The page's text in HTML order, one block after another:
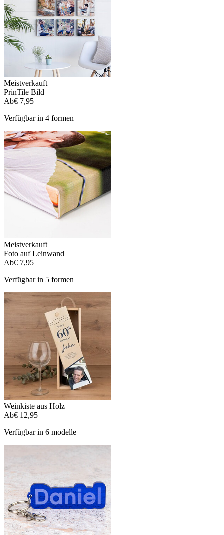
Meistverkauft
PrinTile Bild
Ab€ 7,95
Verfügbar in 4 formen
Meistverkauft
Foto auf Leinwand
Ab€ 7,95
Verfügbar in 5 formen
Weinkiste aus Holz
Ab€ 12,95
Verfügbar in 6 modelle